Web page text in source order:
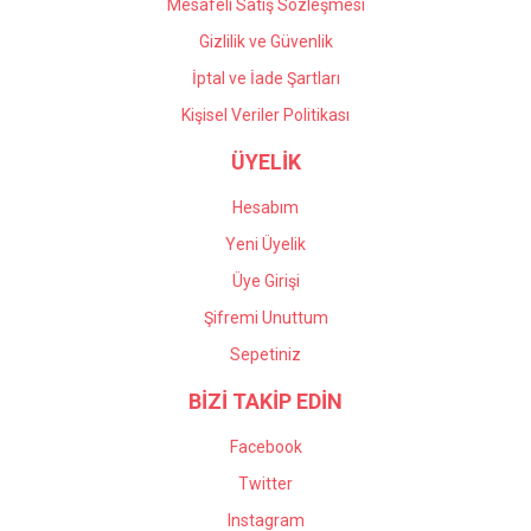
Mesafeli Satış Sözleşmesi
Gizlilik ve Güvenlik
İptal ve İade Şartları
Kişisel Veriler Politikası
ÜYELİK
Hesabım
Yeni Üyelik
Üye Girişi
Şifremi Unuttum
Sepetiniz
BİZİ TAKİP EDİN
Facebook
Twitter
Instagram